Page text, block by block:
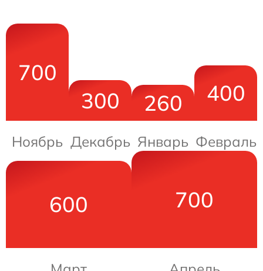
700
Ноябрь
300
Декабрь
260
Январь
400
Февраль
600 700